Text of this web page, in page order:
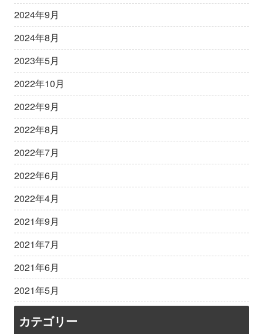
2024年9月
2024年8月
2023年5月
2022年10月
2022年9月
2022年8月
2022年7月
2022年6月
2022年4月
2021年9月
2021年7月
2021年6月
2021年5月
カテゴリー